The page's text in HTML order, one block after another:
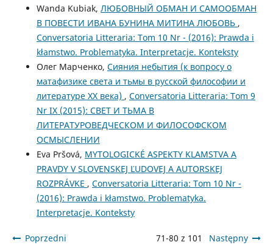
Wanda Kubiak, ЛЮБОВНЫЙ ОБМАН И САМООБМАН
В ПОВЕСТИ ИВАНА БУНИНА МИТИНА ЛЮБОВЬ ,
Conversatoria Litteraria: Tom 10 Nr - (2016): Prawda i
kłamstwo. Problematyka. Interpretacje. Konteksty
Олег Марченко, Сияния небытия (к вопросу о
матафизике света и тьмы в русской философии и
литературе ХХ века) , Conversatoria Litteraria: Tom 9
Nr IX (2015): СВЕТ И ТЬМА В
ЛИТЕРАТУРОВЕДЧЕСКОМ И ФИЛОСОФСКОМ
ОСМЫСЛЕНИИ
Eva Pršová, MYTOLOGICKÉ ASPEKTY KLAMSTVA A
PRAVDY V SLOVENSKEJ ĽUDOVEJ A AUTORSKEJ
ROZPRÁVKE , Conversatoria Litteraria: Tom 10 Nr -
(2016): Prawda i kłamstwo. Problematyka.
Interpretacje. Konteksty
Poprzedni 71-80 z 101 Następny